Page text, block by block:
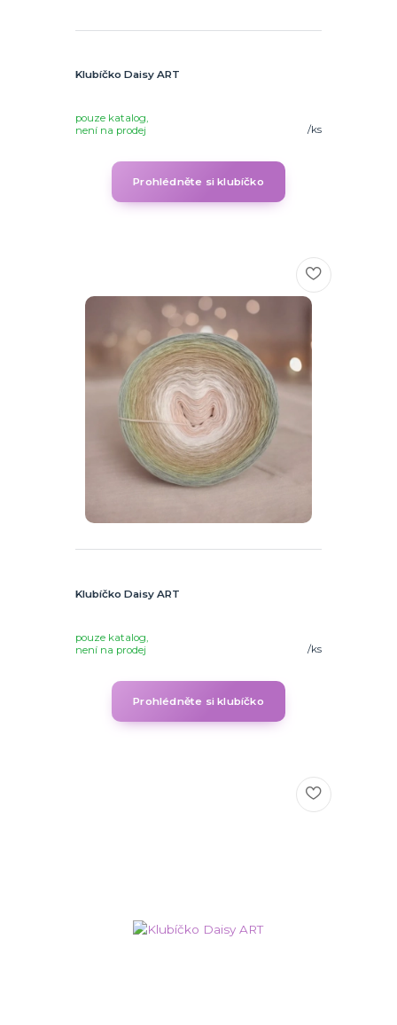
Klubíčko Daisy ART
/ks
pouze katalog,
není na prodej
Prohlédněte si klubíčko
Klubíčko Daisy ART
/ks
pouze katalog,
není na prodej
Prohlédněte si klubíčko